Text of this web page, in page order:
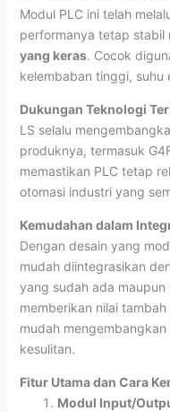
Modul PLC ini telah
performanya tetap stabil
yang keras. Cocok
kelembaban tinggi, suhu
Dukungan Teknologi
LS selalu
produknya, termasuk
memastikan PLC tetap
otomasi industri yang
Kemudahan dalam
Dengan desain yang
mudah diintegrasikan
yang sudah ada
memberikan nilai
mudah
kesulitan.
Fitur Utama dan Cara
Modul Input/